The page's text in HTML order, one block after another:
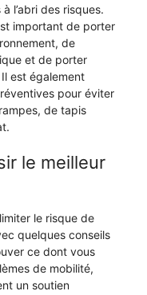
l’abri des risques.
important de porter
de
et de porter
est également
pour éviter
de tapis
le meilleur
le risque de
quelques conseils
ce dont vous
de mobilité,
un soutien